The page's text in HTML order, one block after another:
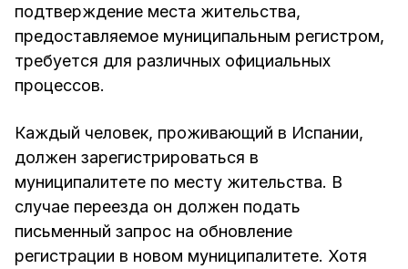
подтверждение места жительства,
предоставляемое муниципальным регистром,
требуется для различных официальных
процессов.
Каждый человек, проживающий в Испании,
должен зарегистрироваться в
муниципалитете по месту жительства. В
случае переезда он должен подать
письменный запрос на обновление
регистрации в новом муниципалитете. Хотя